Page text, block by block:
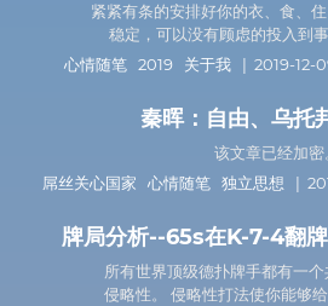
紧紧有条的安排好你的衣、食、
稳定，可以没有顾虑的投入到事
心情随笔 2019 关于我 | 2019-12-
秦晖：自由、乌托
该文章已经加密
屌丝关心国家
心情随笔 独立思想 |
牌局分析--65s在K-7-4翻
所有世界顶级德扑牌手都有一
侵略性。 侵略性打法使你能够